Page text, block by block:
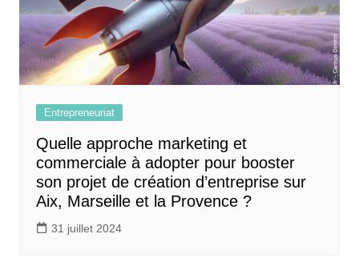
Entrepreneuriat
Quelle approche marketing et
commerciale à adopter pour booster
son projet de création d’entreprise sur
Aix, Marseille et la Provence ?
31 juillet 2024